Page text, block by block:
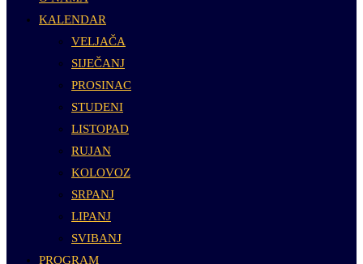
KALENDAR
VELJAČA
SIJEČANJ
PROSINAC
STUDENI
LISTOPAD
RUJAN
KOLOVOZ
SRPANJ
LIPANJ
SVIBANJ
PROGRAM